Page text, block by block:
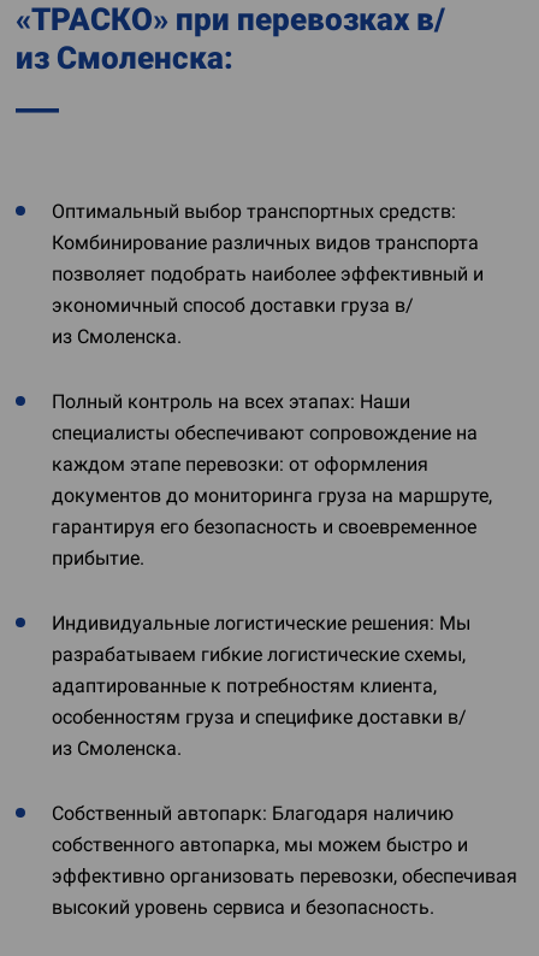
«ТРАСКО» при перевозках в/
из Смоленска:
Оптимальный выбор транспортных средств:
Комбинирование различных видов транспорта
позволяет подобрать наиболее эффективный и
экономичный способ доставки груза в/
из Смоленска.
Полный контроль на всех этапах: Наши
специалисты обеспечивают сопровождение на
каждом этапе перевозки: от оформления
документов до мониторинга груза на маршруте,
гарантируя его безопасность и своевременное
прибытие.
Индивидуальные логистические решения: Мы
разрабатываем гибкие логистические схемы,
адаптированные к потребностям клиента,
особенностям груза и специфике доставки в/
из Смоленска.
Собственный автопарк: Благодаря наличию
собственного автопарка, мы можем быстро и
эффективно организовать перевозки, обеспечивая
высокий уровень сервиса и безопасность.